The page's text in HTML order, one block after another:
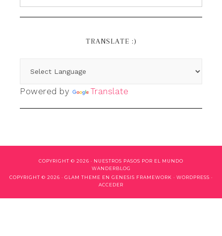
TRANSLATE :)
Powered by Translate
COPYRIGHT © 2026 · NUESTROS PASOS POR EL MUNDO
WANDERBLOG
COPYRIGHT © 2026 · GLAM THEME EN GENESIS FRAMEWORK · WORDPRESS ·
ACCEDER